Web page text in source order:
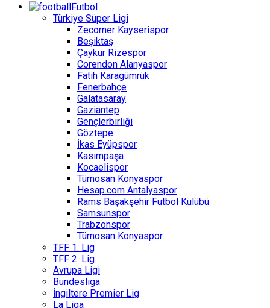
Futbol
Türkiye Süper Ligi
Zecorner Kayserispor
Beşiktaş
Çaykur Rizespor
Corendon Alanyaspor
Fatih Karagümrük
Fenerbahçe
Galatasaray
Gaziantep
Gençlerbirliği
Göztepe
İkas Eyüpspor
Kasımpaşa
Kocaelispor
Tümosan Konyaspor
Hesap.com Antalyaspor
Rams Başakşehir Futbol Kulübü
Samsunspor
Trabzonspor
Tümosan Konyaspor
TFF 1. Lig
TFF 2. Lig
Avrupa Ligi
Bundesliga
İngiltere Premier Lig
La Liga